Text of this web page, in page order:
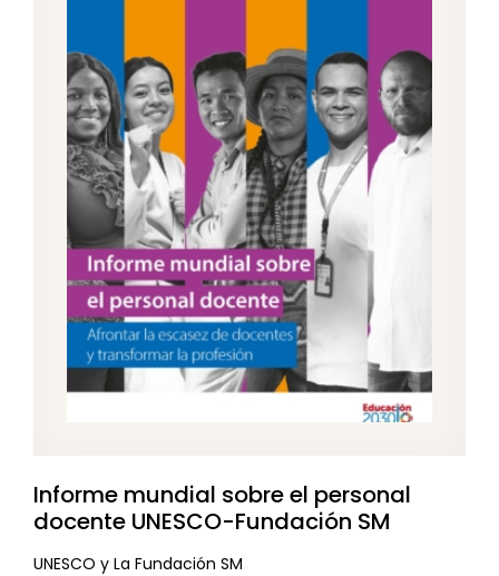
Informe mundial sobre el personal
docente UNESCO-Fundación SM
UNESCO y La Fundación SM